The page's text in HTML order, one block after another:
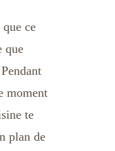
ce
que
moment
te
plan de